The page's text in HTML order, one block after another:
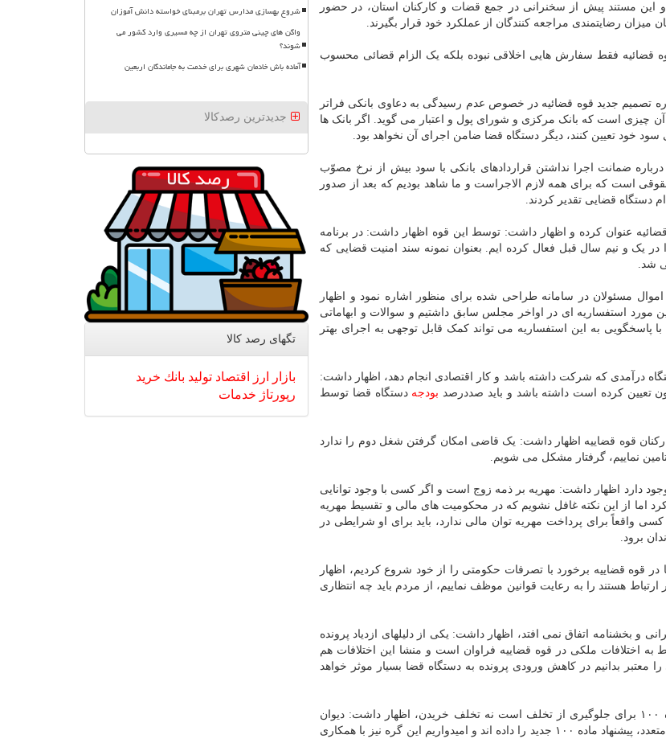
مستند پیش از سخنرانی در جمع قضات و کارکنان استان، در حضور
میزان رضایتمندی مراجعه کنندگان از عملکرد خود قرار بگیرند.
قضائیه فقط سفارش هایی اخلاقی نبوده بلکه یک الزام قضائی محسوب
جدید قوه قضائیه در خصوص عدم رسیدگی به دعاوی بانکی فراتر
چیزی است که بانک مرکزی و شورای پول و اعتبار می گوید. اگر بانک ها
خود تعیین کنند، دیگر دستگاه قضا ضامن اجرای آن نخواهد بود.
ضمانت اجرا نداشتن قراردادهای بانکی با سود بیش از نرخ مصوّب
است که برای همه لازم الاجراست و ما شاهد بودیم که بعد از صدور
دستگاه قضایی تقدیر کردند.
عنوان کرده و اظهار داشت: توسط این قوه اظهار داشت: در برنامه
حکم برای قوه قضاییه وجود دارد و ما هر ۳۶ حکم را در یک و نیم سال قبل فعال کرده ایم. بعنوان نمونه سند امنیت قضایی که
شد.
مسئولان در سامانه طراحی شده برای منظور اشاره نمود و اظهار
مورد استفساریه ای در اواخر مجلس سابق داشتیم و سوالات و ابهاماتی
به این استفساریه می تواند کمک قابل توجهی به اجرای بهتر
درآمدی که شرکت داشته باشد و کار اقتصادی انجام دهد، اظهار داشت:
تعیین کرده است داشته باشد و باید صددرصد بودجه دستگاه قضا توسط
قوه قضاییه اظهار داشت: یک قاضی امکان گرفتن شغل دوم را ندارد
نماییم، گرفتار مشکل می شویم.
دارد اظهار داشت: مهریه بر ذمه زوج است و اگر کسی با وجود توانایی
کرد اما از این نکته غافل نشویم که در محکومیت های مالی و تقسیط مهریه
واقعاً برای پرداخت مهریه توان مالی ندارد، باید برای او شرایطی در
برود.
قوه قضاییه برخورد با تصرفات حکومتی را از خود شروع کردیم، اظهار
هستند را به رعایت قوانین موظف نماییم، از مردم باید چه انتظاری
و بخشنامه اتفاق نمی افتد، اظهار داشت: یکی از دلیلهای ازدیاد پرونده
اختلافات ملکی در قوه قضاییه فراوان است و منشا این اختلافات هم
معتبر بدانیم در کاهش ورودی پرونده به دستگاه قضا بسیار موثر خواهد
رئیس قوه قضائیه در بخش پایانی صحبت های خود با اعلان اینکه ماده ۱۰۰ برای جلوگیری از تخلف است نه تخلف خریدن، اظهار داشت: دیوان
عدالت اداری و معاونت حقوقی قوه قضاییه بعد از جلسات کارشناسی متعدد، پیشنهاد ماده ۱۰۰ جدید را داده اند و امیدواریم این گره نیز با همکاری
شروع بهسازی مدارس تهران برمبنای خواسته دانش آموزان
واگن های چینی متروی تهران از چه مسیری وارد کشور می
شوند؟
آماده باش خادمان شهری برای خدمت به جاماندگان اربعین
جدیدترین رصدکالا
تگهای رصد كالا
بازار ارز اقتصاد تولید بانك خرید
رپورتاژ خدمات